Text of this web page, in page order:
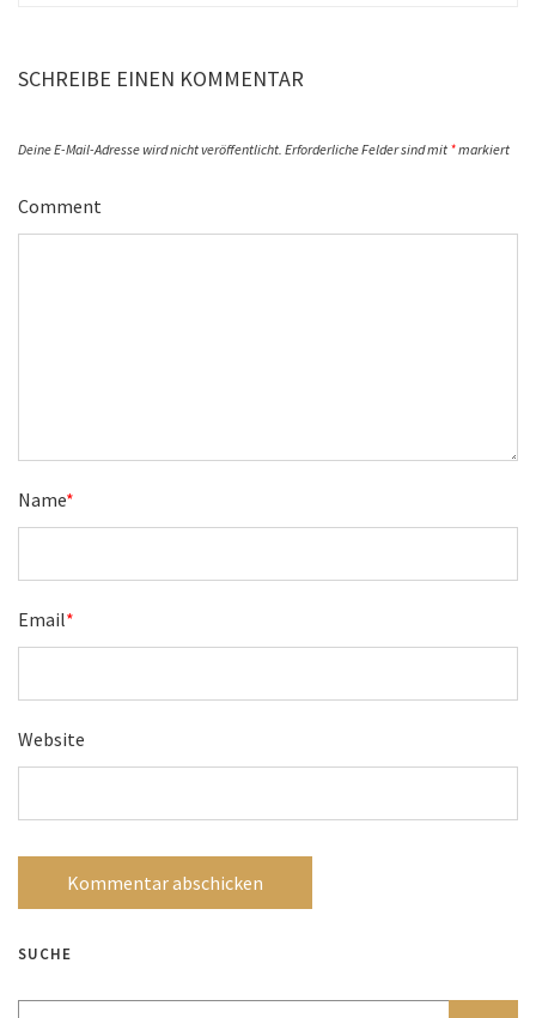
SCHREIBE EINEN KOMMENTAR
Deine E-Mail-Adresse wird nicht veröffentlicht. Erforderliche Felder sind mit *markiert
Comment
Name*
Email*
Website
SUCHE